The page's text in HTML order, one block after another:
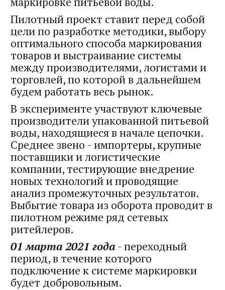
Пилотный проект ставит перед собой
цели по разработке методики, выбору
оптимального способа маркирования
товаров и выстраивание системы
между производителями, логистами и
торговлей, по которой в дальнейшем
будем работать весь рынок.
В эксперименте участвуют ключевые
производители упакованной питьевой
воды, находящиеся в начале цепочки.
Среднее звено - импортеры, крупные
поставщики и логистические
компании, тестирующие внедрение
новых технологий и проводящие
анализ промежуточных результатов.
Выбытие товара из оборота проводит в
пилотном режиме ряд сетевых
ритейлеров.
01 марта 2021 года - переходный
период, в течение которого
подключение к системе маркировки
будет добровольным.